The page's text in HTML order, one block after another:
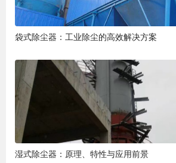
袋式除尘器：工业除尘的高效解决方案
湿式除尘器：原理、特性与应用前景